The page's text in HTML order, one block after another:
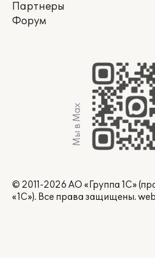
Партнеры
Форум
Мы в Max
© 2011-2026 АО «Группа 1С»
«1С»). Все права защищены.